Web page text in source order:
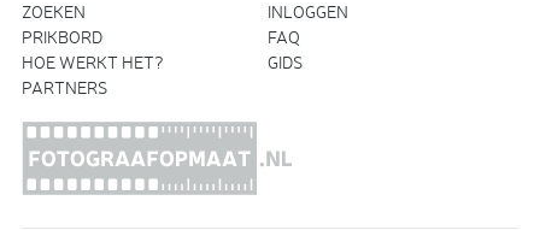
ZOEKEN
INLOGGEN
PRIKBORD
FAQ
HOE WERKT HET?
GIDS
PARTNERS